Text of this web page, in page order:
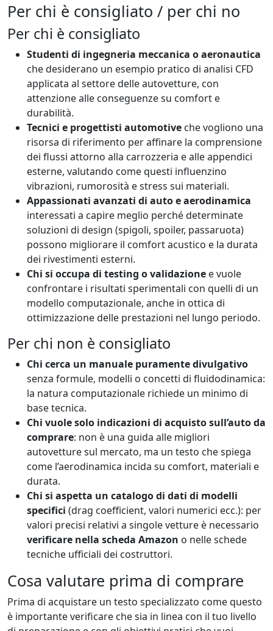
Per chi è consigliato / per chi no
Per chi è consigliato
Studenti di ingegneria meccanica o aeronautica
che desiderano un esempio pratico di analisi CFD
applicata al settore delle autovetture, con
attenzione alle conseguenze su comfort e
durabilità.
Tecnici e progettisti automotive che vogliono una
risorsa di riferimento per affinare la comprensione
dei flussi attorno alla carrozzeria e alle appendici
esterne, valutando come questi influenzino
vibrazioni, rumorosità e stress sui materiali.
Appassionati avanzati di auto e aerodinamica
interessati a capire meglio perché determinate
soluzioni di design (spigoli, spoiler, passaruota)
possono migliorare il comfort acustico e la durata
dei rivestimenti esterni.
Chi si occupa di testing o validazione e vuole
confrontare i risultati sperimentali con quelli di un
modello computazionale, anche in ottica di
ottimizzazione delle prestazioni nel lungo periodo.
Per chi non è consigliato
Chi cerca un manuale puramente divulgativo
senza formule, modelli o concetti di fluidodinamica:
la natura computazionale richiede un minimo di
base tecnica.
Chi vuole solo indicazioni di acquisto sull’auto da
comprare: non è una guida alle migliori
autovetture sul mercato, ma un testo che spiega
come l’aerodinamica incida su comfort, materiali e
durata.
Chi si aspetta un catalogo di dati di modelli
specifici (drag coefficient, valori numerici ecc.): per
valori precisi relativi a singole vetture è necessario
verificare nella scheda Amazon o nelle schede
tecniche ufficiali dei costruttori.
Cosa valutare prima di comprare
Prima di acquistare un testo specializzato come questo
è importante verificare che sia in linea con il tuo livello